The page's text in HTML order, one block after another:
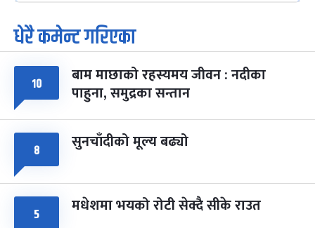
७
आइत
पूर्णिमा व्रत
चैत्र ७, २०८३-Mar 21, 2027
८ फागुपूर्णिमा
चैत्र ८, २०८३-Mar 22, 2027
७ महिना बाँकी
धेरै कमेन्ट गरिएका
१० बाम माछाको रहस्यमय जीवन : नदीका
पाहुना, समुद्रका सन्तान
८ सुनचाँदीको मूल्य बढ्यो
५ मधेशमा भयको रोटी सेक्दै सीके राउत